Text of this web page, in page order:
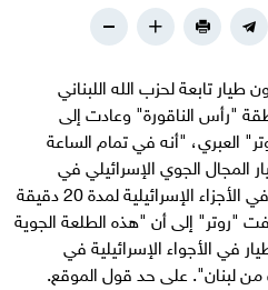
طيار تابعة لحزب الله اللبناني
"رأس الناقورة" وعادت إلى
العبري، "أنه في تمام الساعة
المجال الجوي الإسرائيلي في
منطقة "رأس الناقورة"، وطارت في الأجزاء الإسرائيلية لمدة 20 دقيقة
"روتر" إلى أن "هذه الطلعة الجوية
في الأجواء الإسرائيلية في
من لبنان". على حد قول الموقع.